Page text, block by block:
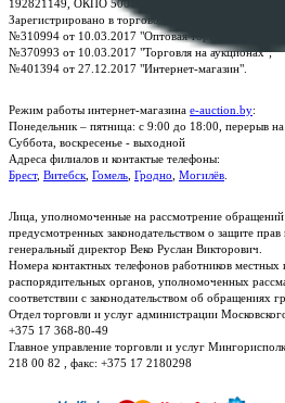
192821149, ОКПО 500111895000
Зарегистрировано в торговом реестре Республики
№310994 от 10.03.2017 "Оптовая торговля без
№370993 от 10.03.2017 "Торговля на аукционах";
№401394 от 27.12.2017 "Интернет-магазин".
Режим работы интернет-магазина e-auction.by:
Понедельник – пятница: с 9:00 до 18:00, перерыв
Суббота, воскресенье - выходной
Адреса филиалов и контактые телефоны:
Брест, Витебск Гомель Гродно Могилёв
Лица, уполномоченные на рассмотрение
предусмотренных законодательством о защите прав
генеральный директор Веко Руслан Викторович.
Номера контактных телефонов работников местных
распорядительных органов, уполномоченных
соответствии с законодательством об обращениях
Отдел торговли и услуг администрации
+375 17 368-80-49
Главное управление торговли и услуг
218 00 82 , факс: +375 17 2180298